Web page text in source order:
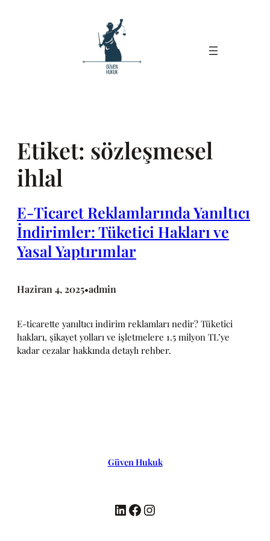
Etiket: sözleşmesel
ihlal
E-Ticaret Reklamlarında Yanıltıcı
İndirimler: Tüketici Hakları ve
Yasal Yaptırımlar
Haziran 4, 2025•admin
E-ticarette yanıltıcı indirim reklamları nedir? Tüketici
hakları, şikayet yolları ve işletmelere 1.5 milyon TL’ye
kadar cezalar hakkında detaylı rehber.
Güven Hukuk
LinkedIn Facebook Instagram